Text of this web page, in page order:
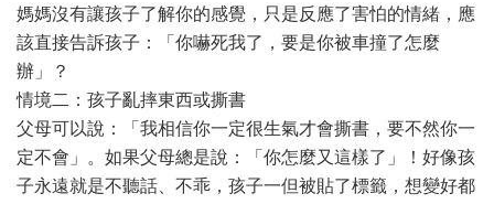
媽媽沒有讓孩子了解你的感覺，只是反應了害怕的情緒，應
該直接告訴孩子：「你嚇死我了，要是你被車撞了怎麼
辦」？
情境二：孩子亂摔東西或撕書
父母可以說：「我相信你一定很生氣才會撕書，要不然你一
定不會」。如果父母總是說：「你怎麼又這樣了」！好像孩
子永遠就是不聽話、不乖，孩子一但被貼了標籤，想變好都